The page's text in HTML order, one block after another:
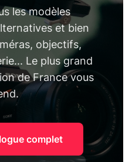
les modèles
et bien
objectifs,
Le plus grand
de France vous
complet